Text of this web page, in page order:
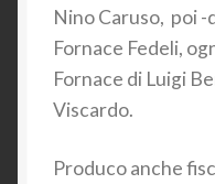
Nino Caruso, poi -
Fornace Fedeli,
Fornace di Luigi
Viscardo.
Produco anche